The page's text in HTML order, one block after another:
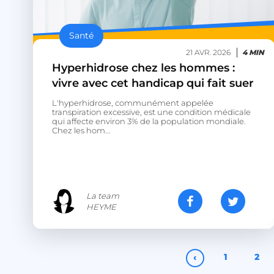
21 AVR. 2026 4 MIN
Santé
Hyperhidrose chez les hommes :
vivre avec cet handicap qui fait suer
L'hyperhidrose, communément appelée
transpiration excessive, est une condition médicale
qui affecte environ 3% de la population mondiale.
Chez les hom...
La team
HEYME
‹ 1 2
lccst
lccid